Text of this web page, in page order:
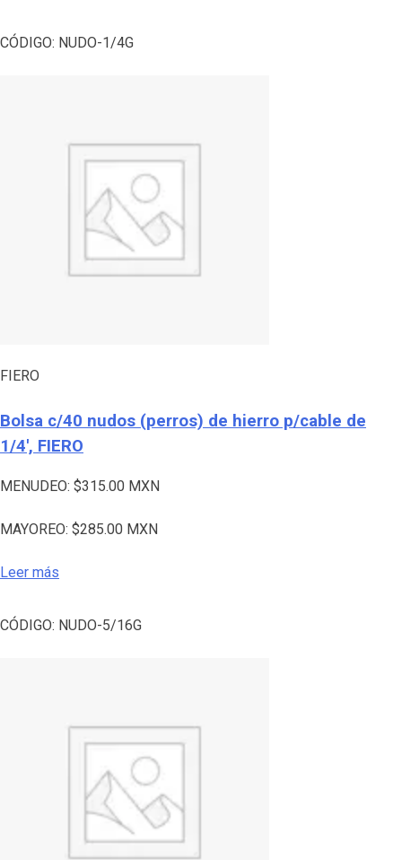
CÓDIGO: NUDO-1/4G
FIERO
Bolsa c/40 nudos (perros) de hierro p/cable de
1/4′, FIERO
MENUDEO: $315.00 MXN
MAYOREO: $285.00 MXN
Leer más
CÓDIGO: NUDO-5/16G